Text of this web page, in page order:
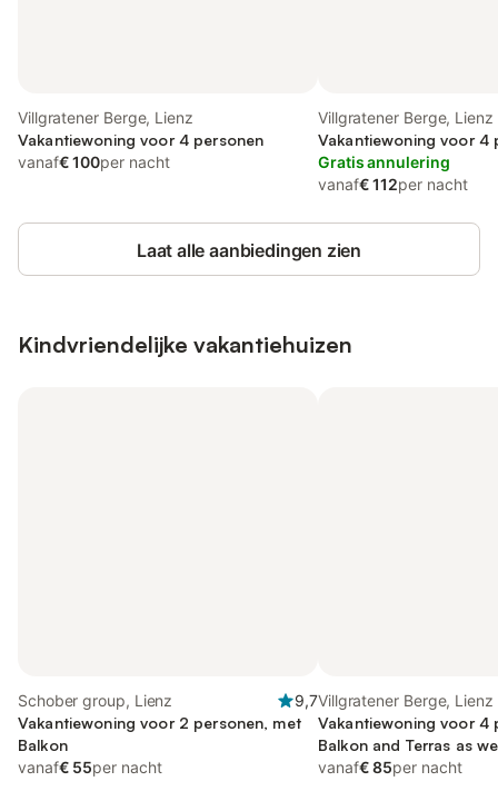
Villgratener Berge, Lienz
Vakantiewoning voor 4 personen
vanaf€ 100per nacht
Villgratener Berge, Lienz
Vakantiewoning voor 4
Gratis annulering
vanaf€ 112per nacht
Laat alle aanbiedingen zien
Kindvriendelijke vakantiehuizen
Schober group, Lienz
9,7
Vakantiewoning voor 2 personen, met
Balkon
vanaf€ 55per nacht
Villgratener Berge, Lienz
Vakantiewoning voor 4
Balkon and Terras as
vanaf€ 85per nacht